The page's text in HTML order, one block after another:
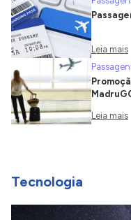
Leia mais
Leia mais
Tecnologia